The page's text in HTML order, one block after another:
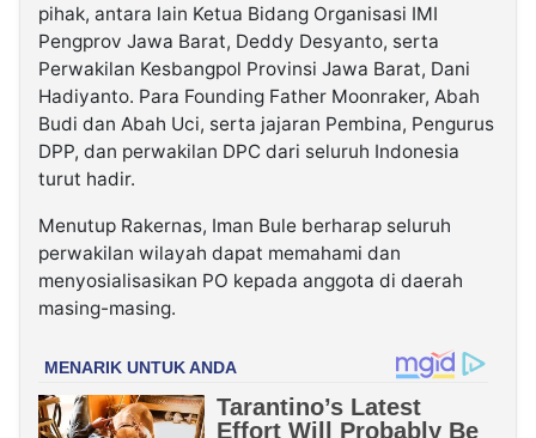
pihak, antara lain Ketua Bidang Organisasi IMI
Pengprov Jawa Barat, Deddy Desyanto, serta
Perwakilan Kesbangpol Provinsi Jawa Barat, Dani
Hadiyanto. Para Founding Father Moonraker, Abah
Budi dan Abah Uci, serta jajaran Pembina, Pengurus
DPP, dan perwakilan DPC dari seluruh Indonesia
turut hadir.
Menutup Rakernas, Iman Bule berharap seluruh
perwakilan wilayah dapat memahami dan
menyosialisasikan PO kepada anggota di daerah
masing-masing.